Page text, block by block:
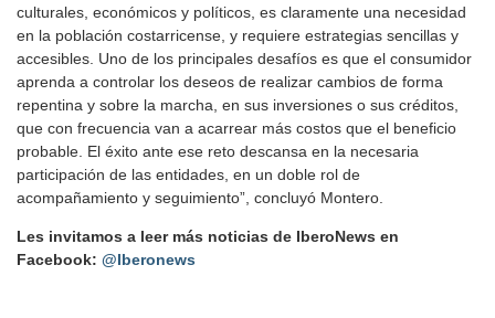
culturales, económicos y políticos, es claramente una necesidad
en la población costarricense, y requiere estrategias sencillas y
accesibles. Uno de los principales desafíos es que el consumidor
aprenda a controlar los deseos de realizar cambios de forma
repentina y sobre la marcha, en sus inversiones o sus créditos,
que con frecuencia van a acarrear más costos que el beneficio
probable. El éxito ante ese reto descansa en la necesaria
participación de las entidades, en un doble rol de
acompañamiento y seguimiento”, concluyó Montero.
Les invitamos a leer más noticias de IberoNews en
Facebook: @Iberonews